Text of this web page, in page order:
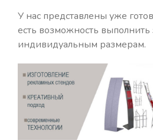
У нас представлены уже
есть возможность выполнить
индивидуальным размерам.